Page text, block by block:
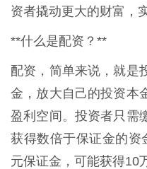
资者撬动更大的财富，
**什么是配资？**
配资，简单来说，就是
金，放大自己的投资本
盈利空间。投资者只需
获得数倍于保证金的资
元保证金，可能获得10